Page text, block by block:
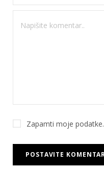
Zapamti moje podatke.